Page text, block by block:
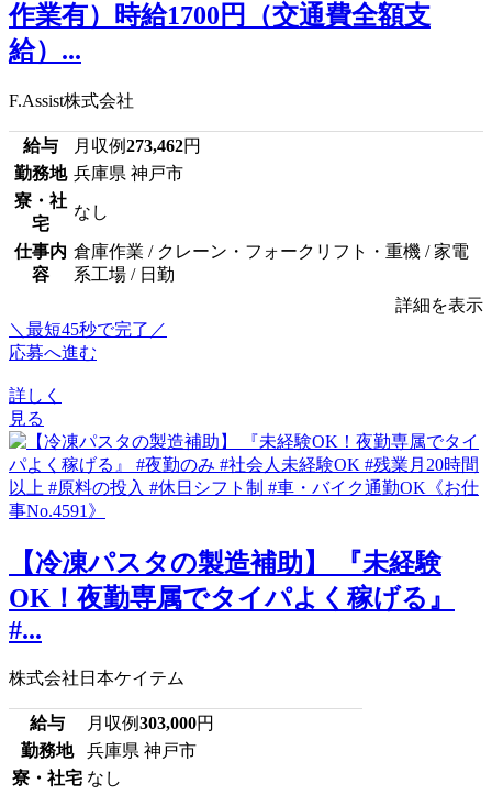
作業有）時給1700円（交通費全額支
給）...
F.Assist株式会社
給与 月収例273,462円
勤務地 兵庫県 神戸市
寮・社
宅
なし
仕事内
容
倉庫作業 / クレーン・フォークリフト・重機 / 家電
系工場 / 日勤
詳細を表示
＼最短45秒で完了／
応募へ進む
詳しく
見る
【冷凍パスタの製造補助】 『未経験
OK！夜勤専属でタイパよく稼げる』
#...
株式会社日本ケイテム
給与 月収例303,000円
勤務地
兵庫県 神戸市
寮・社宅 なし